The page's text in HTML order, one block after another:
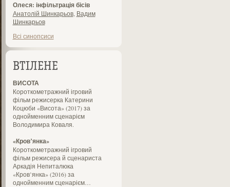
Олеся: інфільтрація бісів
Анатолій Шинкарьов, Вадим
Шинкарьов
Всі синопсиси
ВТІЛЕНЕ
ВИСОТА
Короткометражний ігровий
фільм режисерка Катерини
Коцюби «Висота» (2017) за
однойменним сценарієм
Володимира Коваля.
«Кров’янка»
Короткометражний ігровий
фільм режисера й сценариста
Аркадія Непиталюка
«Кров’янка» (2016) за
однойменним сценарієм…